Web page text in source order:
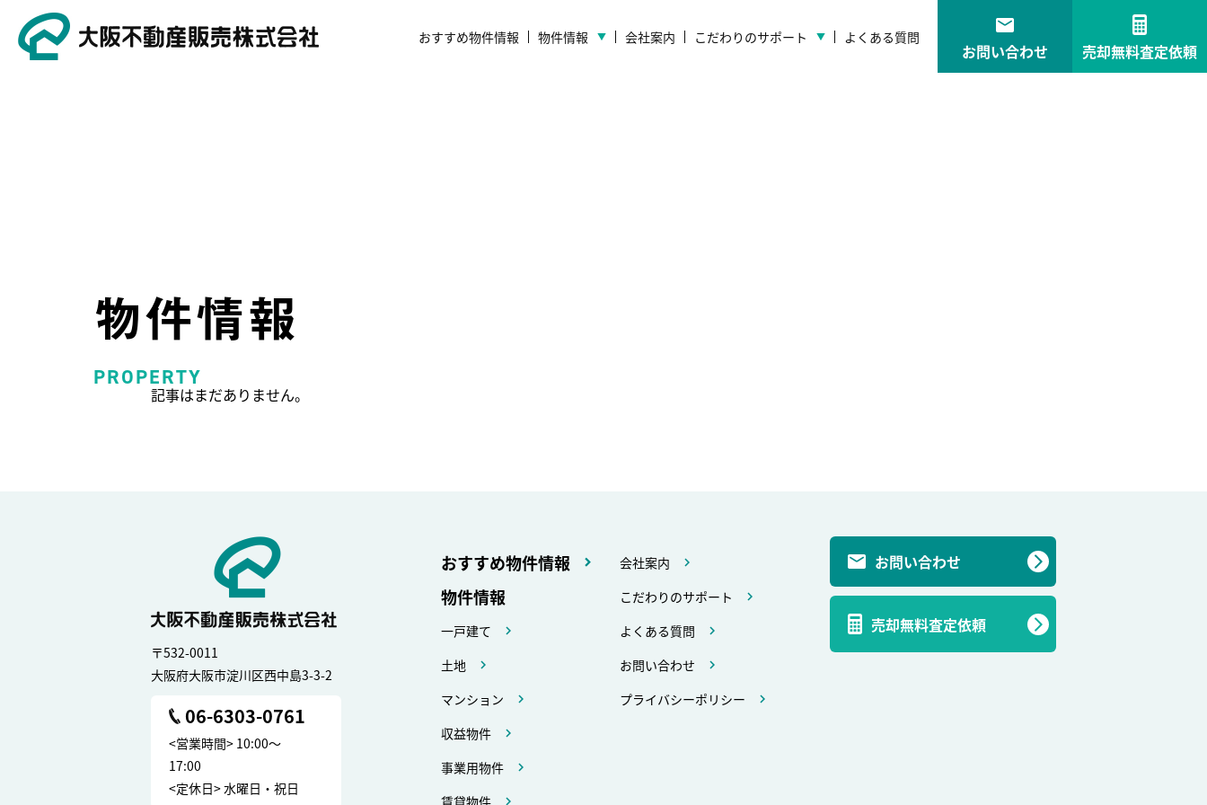
おすすめ物件情報 物件情報 会社案内 こだわりのサポート よくある質問
お問い合わせ 売却無料査定依頼
物件情報
PROPERTY
記事はまだありません。
〒532-0011
大阪府大阪市淀川区西中島3-3-2
06-6303-0761
<営業時間> 10:00～
17:00
<定休日> 水曜日・祝日
おすすめ物件情報
物件情報
一戸建て
土地
マンション
収益物件
事業用物件
賃貸物件
会社案内
こだわりのサポート
よくある質問
お問い合わせ
プライバシーポリシー
お問い合わせ
売却無料査定依頼